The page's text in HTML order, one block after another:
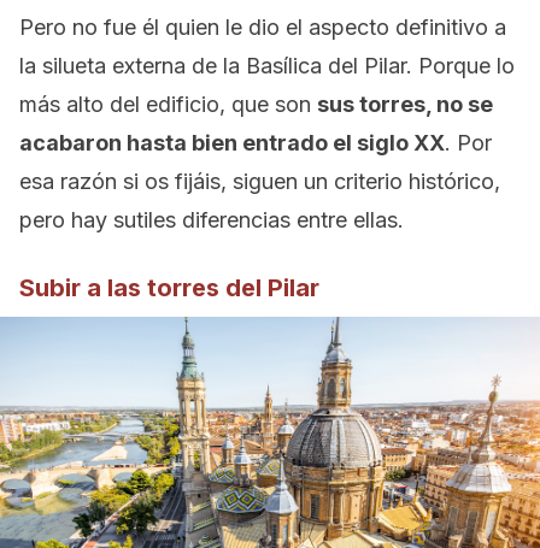
Pero no fue él quien le dio el aspecto definitivo a
la silueta externa de la Basílica del Pilar. Porque lo
más alto del edificio, que son sus torres, no se
acabaron hasta bien entrado el siglo XX. Por
esa razón si os fijáis, siguen un criterio histórico,
pero hay sutiles diferencias entre ellas.
Subir a las torres del Pilar